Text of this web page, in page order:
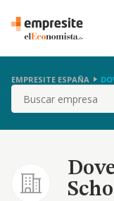
EMPRESITE ESPAÑA
Buscar